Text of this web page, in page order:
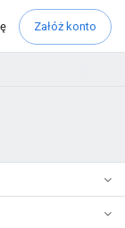
Załóż konto